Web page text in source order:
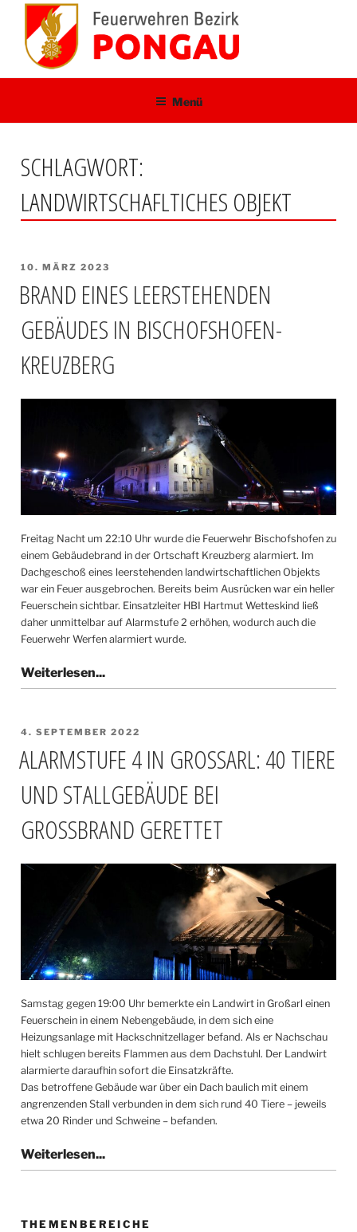
springen
Menü
SCHLAGWORT:
LANDWIRTSCHAFLTICHES OBJEKT
VERÖFFENTLICHT
10. MÄRZ 2023
BRAND EINES LEERSTEHENDEN
GEBÄUDES IN BISCHOFSHOFEN-
KREUZBERG
Freitag Nacht um 22:10 Uhr wurde die Feuerwehr Bischofshofen zu
einem Gebäudebrand in der Ortschaft Kreuzberg alarmiert. Im
Dachgeschoß eines leerstehenden landwirtschaftlichen Objekts
war ein Feuer ausgebrochen. Bereits beim Ausrücken war ein heller
Feuerschein sichtbar. Einsatzleiter HBI Hartmut Wetteskind ließ
daher unmittelbar auf Alarmstufe 2 erhöhen, wodurch auch die
Feuerwehr Werfen alarmiert wurde.
VERÖFFENTLICHT
4. SEPTEMBER 2022
ALARMSTUFE 4 IN GROSSARL: 40 TIERE U
ND STALLGEBÄUDE BEI G
ROSSBRAND GERETTET
Samstag gegen 19:00 Uhr bemerkte ein Landwirt in Großarl einen
Feuerschein in einem Nebengebäude, in dem sich eine
Heizungsanlage mit Hackschnitzellager befand. Als er Nachschau
hielt schlugen bereits Flammen aus dem Dachstuhl. Der Landwirt
alarmierte daraufhin sofort die Einsatzkräfte.
Das betroffene Gebäude war über ein Dach baulich mit einem
angrenzenden Stall verbunden in dem sich rund 40 Tiere – jeweils
etwa 20 Rinder und Schweine – befanden.
THEMENBEREICHE